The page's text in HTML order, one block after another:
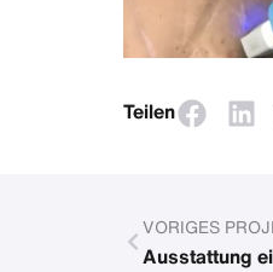
Teilen
VORIGES
Ausstattung